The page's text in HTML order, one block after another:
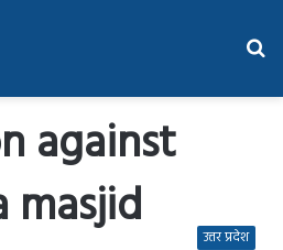
against
masjid
उत्तर प्रदेश